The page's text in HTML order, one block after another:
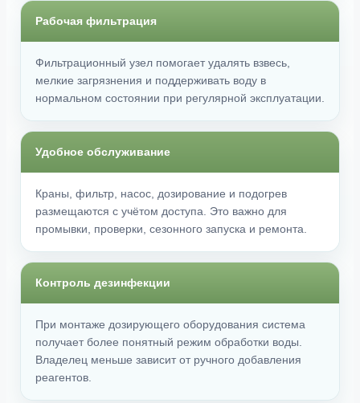
Рабочая фильтрация
Фильтрационный узел помогает удалять взвесь,
мелкие загрязнения и поддерживать воду в
нормальном состоянии при регулярной эксплуатации.
Удобное обслуживание
Краны, фильтр, насос, дозирование и подогрев
размещаются с учётом доступа. Это важно для
промывки, проверки, сезонного запуска и ремонта.
Контроль дезинфекции
При монтаже дозирующего оборудования система
получает более понятный режим обработки воды.
Владелец меньше зависит от ручного добавления
реагентов.